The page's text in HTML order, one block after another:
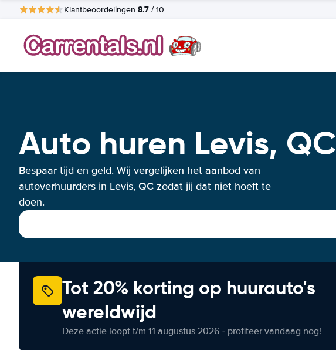
Klantbeoordelingen 8.7 / 10
Auto huren Levis, QC
Bespaar tijd en geld. Wij vergelijken het aanbod van
autoverhuurders in Levis, QC zodat jij dat niet hoeft te
doen.
Tot 20% korting op huurauto's
wereldwijd
Deze actie loopt t/m 11 augustus 2026 - profiteer vandaag nog!